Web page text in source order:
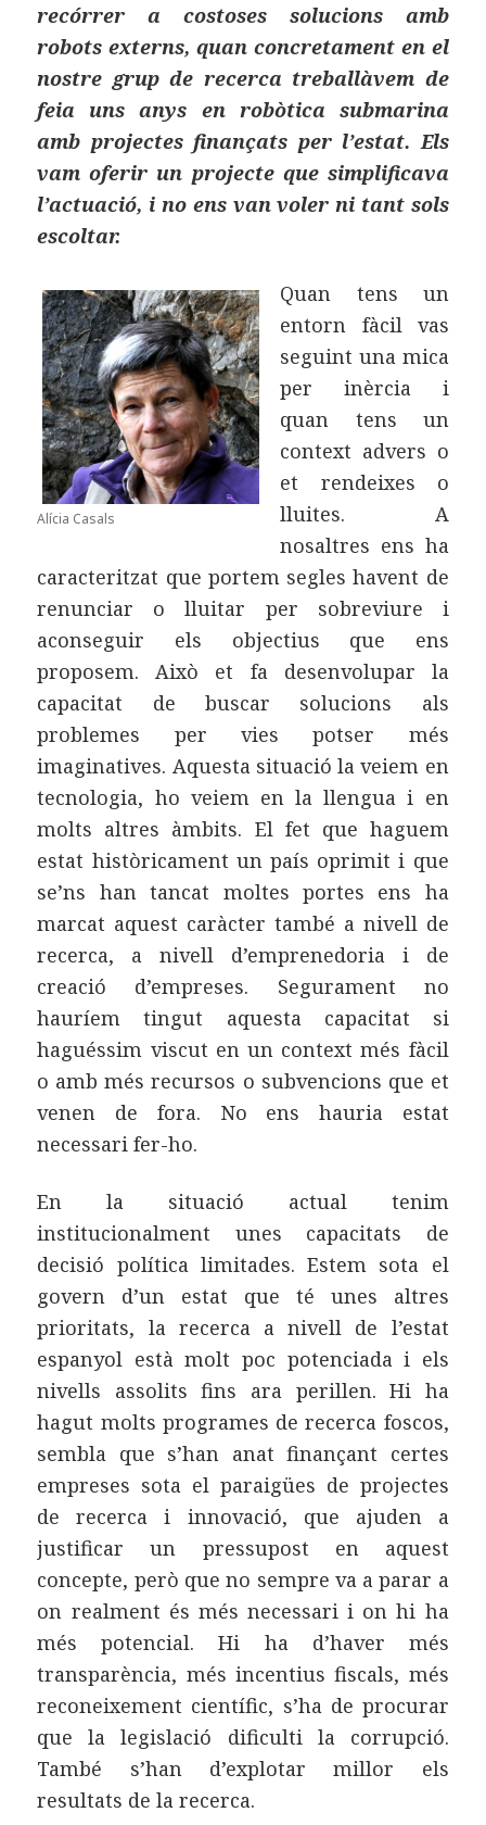
recórrer a costoses solucions amb
robots externs, quan concretament en el
nostre grup de recerca treballàvem de
feia uns anys en robòtica submarina
amb projectes finançats per l’estat. Els
vam oferir un projecte que simplificava
l’actuació, i no ens van voler ni tant sols
escoltar.
Alícia Casals
Quan tens un
entorn fàcil vas
seguint una mica
per inèrcia i
quan tens un
context advers o
et rendeixes o
lluites. A
nosaltres ens ha
caracteritzat que portem segles havent de
renunciar o lluitar per sobreviure i
aconseguir els objectius que ens
proposem. Això et fa desenvolupar la
capacitat de buscar solucions als
problemes per vies potser més
imaginatives. Aquesta situació la veiem en
tecnologia, ho veiem en la llengua i en
molts altres àmbits. El fet que haguem
estat històricament un país oprimit i que
se’ns han tancat moltes portes ens ha
marcat aquest caràcter també a nivell de
recerca, a nivell d’emprenedoria i de
creació d’empreses. Segurament no
hauríem tingut aquesta capacitat si
haguéssim viscut en un context més fàcil
o amb més recursos o subvencions que et
venen de fora. No ens hauria estat
necessari fer-ho.
En la situació actual tenim
institucionalment unes capacitats de
decisió política limitades. Estem sota el
govern d’un estat que té unes altres
prioritats, la recerca a nivell de l’estat
espanyol està molt poc potenciada i els
nivells assolits fins ara perillen. Hi ha
hagut molts programes de recerca foscos,
sembla que s’han anat finançant certes
empreses sota el paraigües de projectes
de recerca i innovació, que ajuden a
justificar un pressupost en aquest
concepte, però que no sempre va a parar a
on realment és més necessari i on hi ha
més potencial. Hi ha d’haver més
transparència, més incentius fiscals, més
reconeixement científic, s’ha de procurar
que la legislació dificulti la corrupció.
També s’han d’explotar millor els
resultats de la recerca.